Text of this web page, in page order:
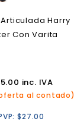
Harry
Con Varita
inc. IVA
al contado)
$27.00